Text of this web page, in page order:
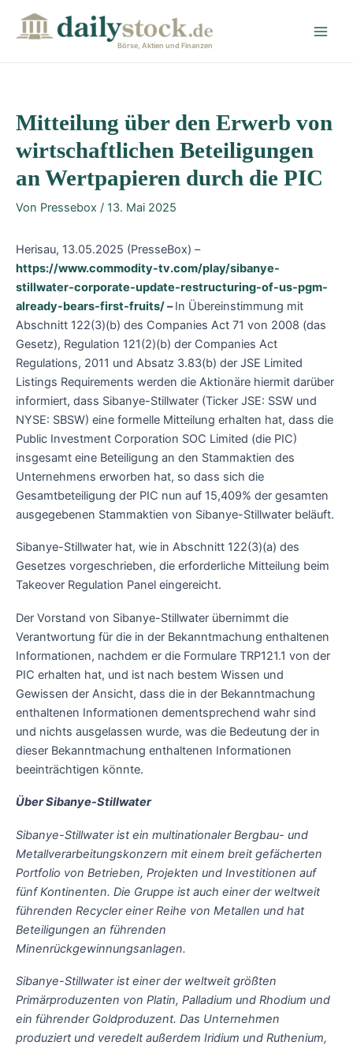
Börse, Aktien und Finanzen
Mitteilung über den Erwerb von
wirtschaftlichen Beteiligungen
an Wertpapieren durch die PIC
Von Pressebox / 13. Mai 2025
Herisau, 13.05.2025 (PresseBox) –
https://www.commodity-tv.com/play/sibanye-
stillwater-corporate-update-restructuring-of-us-pgm-
already-bears-first-fruits/–In Übereinstimmung mit
Abschnitt 122(3)(b) des Companies Act 71 von 2008 (das
Gesetz), Regulation 121(2)(b) der Companies Act
Regulations, 2011 und Absatz 3.83(b) der JSE Limited
Listings Requirements werden die Aktionäre hiermit darüber
informiert, dass Sibanye-Stillwater (Ticker JSE: SSW und
NYSE: SBSW) eine formelle Mitteilung erhalten hat, dass die
Public Investment Corporation SOC Limited (die PIC)
insgesamt eine Beteiligung an den Stammaktien des
Unternehmens erworben hat, so dass sich die
Gesamtbeteiligung der PIC nun auf 15,409% der gesamten
ausgegebenen Stammaktien von Sibanye-Stillwater beläuft.
Sibanye-Stillwater hat, wie in Abschnitt 122(3)(a) des
Gesetzes vorgeschrieben, die erforderliche Mitteilung beim
Takeover Regulation Panel eingereicht.
Der Vorstand von Sibanye-Stillwater übernimmt die
Verantwortung für die in der Bekanntmachung enthaltenen
Informationen, nachdem er die Formulare TRP121.1 von der
PIC erhalten hat, und ist nach bestem Wissen und
Gewissen der Ansicht, dass die in der Bekanntmachung
enthaltenen Informationen dementsprechend wahr sind
und nichts ausgelassen wurde, was die Bedeutung der in
dieser Bekanntmachung enthaltenen Informationen
beeinträchtigen könnte.
Über Sibanye-Stillwater
Sibanye-Stillwater ist ein multinationaler Bergbau- und
Metallverarbeitungskonzern mit einem breit gefächerten
Portfolio von Betrieben, Projekten und Investitionen auf
fünf Kontinenten. Die Gruppe ist auch einer der weltweit
führenden Recycler einer Reihe von Metallen und hat
Beteiligungen an führenden
Minenrückgewinnungsanlagen.
Sibanye-Stillwater ist einer der weltweit größten
Primärproduzenten von Platin, Palladium und Rhodium und
ein führender Goldproduzent. Das Unternehmen
produziert und veredelt außerdem Iridium und Ruthenium,